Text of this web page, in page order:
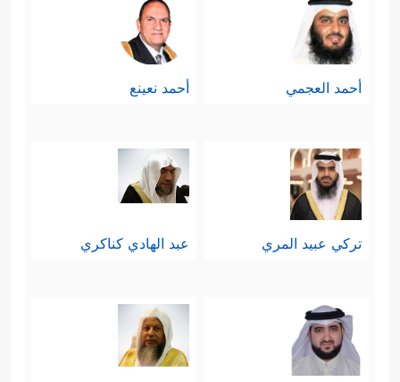
أحمد العجمي أحمد نعينع
تركي عبيد المري عبد الهادي كناكري